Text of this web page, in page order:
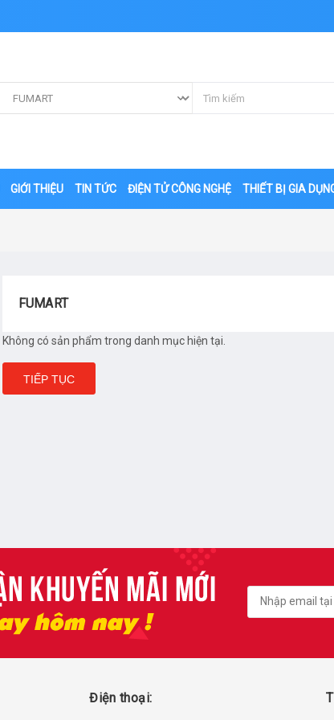
GIỚI THIỆU TIN TỨC ĐIỆN TỬ CÔNG NGHỆ THIẾT BỊ GIA
FUMART
Không có sản phẩm trong danh mục hiện tại.
TIẾP TỤC
Điện thoại: